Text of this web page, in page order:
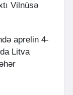
Vilnüsə
aprelin 4-
Litva